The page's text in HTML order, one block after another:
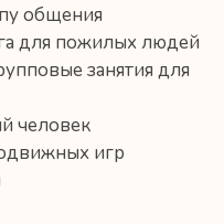
общения
для пожилых людей
занятия для
человек
игр